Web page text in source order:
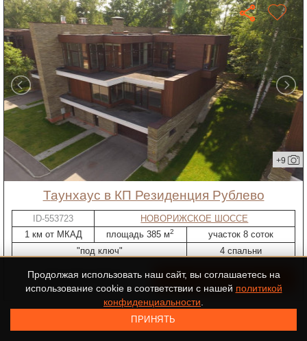
+9
таунхаус в КП Резиденция Рублево
ID-553723
НОВОРИЖСКОЕ ШОССЕ
1 км от МКАД
площадь 385 м2
участок 8 соток
"под ключ"
4 спальни
280 000 000 ₽
Показано 27 из 100 объектов
Продолжая использовать наш сайт, вы соглашаетесь на
использование cookie в соответствии с нашей политикой
конфиденциальности
ПРИНЯТЬ